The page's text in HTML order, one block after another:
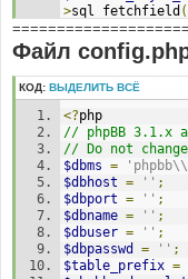
>sql_fetchfield (
$db->
// Default style
$sql = 'SELECT
WHERE style_id
$result
> sql_fetchfield(
$db->
// Active styles
$sql =
FROM '
.
$result = $db ->
while
$row =
Файл
КОД: ВЫДЕЛИТЬ ВСЁ
<?php
// phpBB 3.1.x
// Do not
$dbms =
$dbhost = '' ;
$dbport = '' ;
$dbname = '' ;
$dbuser = '' ;
$dbpasswd
= '' ;
$table_prefix =